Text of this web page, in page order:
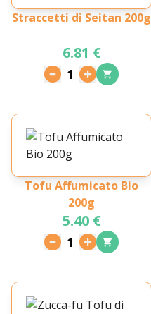
Straccetti di Seitan 200g
6.81 €
1
Tofu Affumicato Bio
200g
5.40 €
1